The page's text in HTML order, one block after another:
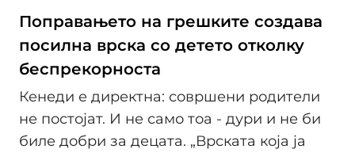
Поправањето на грешките создава
посилна врска со детето отколку
беспрекорноста
Кенеди е директна: совршени родители
не постојат. И не само тоа - дури и не би
биле добри за децата. „Врската која ја